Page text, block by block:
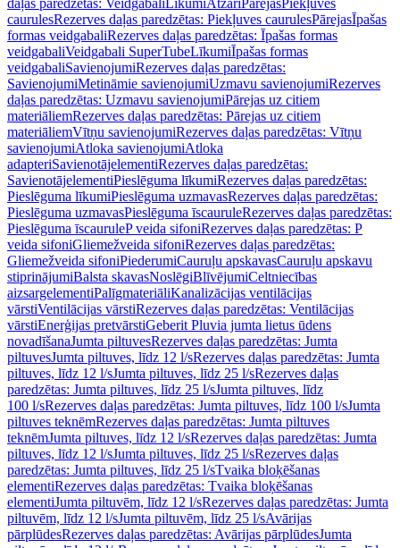
daļas paredzētas: Veidgabali LīkumiAtzari PārejasPiekļuves
caurulesRezerves daļas paredzētas: Piekļuves caurulesPārejasĪpašas
formas veidgabaliRezerves daļas paredzētas: Īpašas formas
veidgabaliVeidgabali SuperTubeLīkumiĪpašas formas
veidgabaliSavienojumiRezerves daļas paredzētas:
SavienojumiMetināmie savienojumiUzmavu savienojumiRezerves
daļas paredzētas: Uzmavu savienojumiPārejas uz citiem
materiāliemRezerves daļas paredzētas: Pārejas uz citiem
materiāliemVītņu savienojumiRezerves daļas paredzētas: Vītņu
savienojumiAtloka savienojumiAtloka
adapteriSavienotājelementiRezerves daļas paredzētas:
SavienotājelementiPieslēguma līkumiRezerves daļas paredzētas:
Pieslēguma līkumiPieslēguma uzmavasRezerves daļas paredzētas:
Pieslēguma uzmavasPieslēguma īscauruleRezerves daļas paredzētas:
Pieslēguma īscauruleP veida sifoniRezerves daļas paredzētas: P
veida sifoniGliemežveida sifoniRezerves daļas paredzētas:
Gliemežveida sifoniPiederumiCauruļu apskavasCauruļu apskavu
stiprinājumiBalsta skavasNoslēgiBlīvējumiCeltniecības
aizsargelementiPalīgmateriāliKanalizācijas ventilācijas
vārstiVentilācijas vārstiRezerves daļas paredzētas: Ventilācijas
vārstiEnerģijas pretvārstiGeberit Pluvia jumta lietus ūdens
novadīšanaJumta piltuvesRezerves daļas paredzētas: Jumta
piltuvesJumta piltuves, līdz 12 l/sRezerves daļas paredzētas: Jumta
piltuves, līdz 12 l/sJumta piltuves, līdz 25 l/sRezerves daļas
paredzētas: Jumta piltuves, līdz 25 l/sJumta piltuves, līdz
100 l/sRezerves daļas paredzētas: Jumta piltuves, līdz 100 l/sJumta
piltuves teknēmRezerves daļas paredzētas: Jumta piltuves
teknēmJumta piltuves, līdz 12 l/sRezerves daļas paredzētas: Jumta
piltuves, līdz 12 l/sJumta piltuves, līdz 25 l/sRezerves daļas
paredzētas: Jumta piltuves, līdz 25 l/sTvaika bloķēšanas
elementiRezerves daļas paredzētas: Tvaika bloķēšanas
elementiJumta piltuvēm, līdz 12 l/sRezerves daļas paredzētas: Jumta
piltuvēm, līdz 12 l/sJumta piltuvēm, līdz 25 l/sAvārijas
pārplūdesRezerves daļas paredzētas: Avārijas pārplūdesJumta